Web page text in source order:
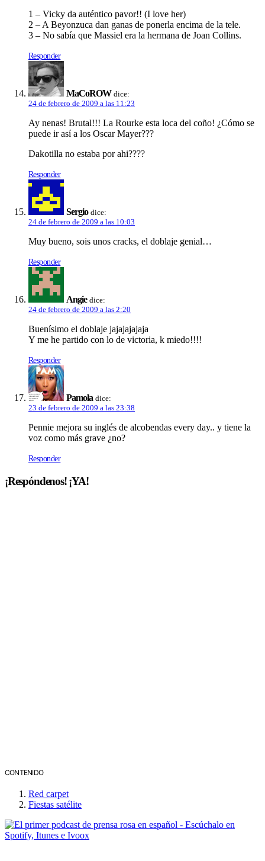
1 – Vicky da auténtico pavor!! (I love her)
2 – A Beyonzuca dan ganas de ponerla encima de la tele.
3 – No sabí­a que Massiel era la hermana de Joan Collins.
Responder
MaCoROW dice:
24 de febrero de 2009 a las 11:23
Ay nenas! Brutal!!! La Rourke esta loca del coño! ¿Cómo se
puede ir así­ a los Oscar Mayer???
Dakotilla no estaba por ahi????
Responder
Sergio dice:
24 de febrero de 2009 a las 10:03
Muy bueno, sois unos cracks, el doblaje genial…
Responder
Angie dice:
24 de febrero de 2009 a las 2:20
Buení­simo el doblaje jajajajajaja
Y me he partido con lo de victoria, k miedo!!!!
Responder
Pamola dice:
23 de febrero de 2009 a las 23:38
Pennie mejora su inglés de alcobendas every day.. y tiene la
voz como más grave ¿no?
Responder
¡Respóndenos! ¡YA!
CONTENIDO
Red carpet
Fiestas satélite